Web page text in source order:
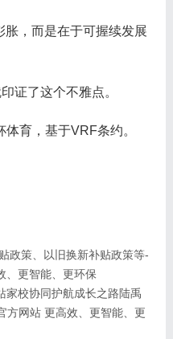
胀，而是在于可握续发展
证了这个不雅点。
育，基于VRF条约。
政策、以旧换新补贴政策等-
、更智能、更环保
家校协同护航成长之路陆禹
方网站 更高效、更智能、更